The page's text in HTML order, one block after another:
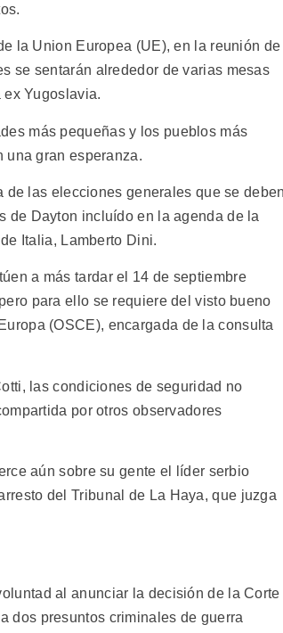
la Union Europea (UE), en la reunión de
se sentarán alrededor de varias mesas
Yugoslavia.
más pequeñas y los pueblos más
una gran esperanza.
las elecciones generales que se
de Dayton incluído en la agenda de la
Italia, Lamberto Dini.
a más tardar el 14 de septiembre
para ello se requiere del visto bueno
(OSCE), encargada de la consulta
las condiciones de seguridad no
por otros observadores
aún sobre su gente el líder serbio
del Tribunal de La Haya, que juzga
al anunciar la decisión de la Corte
dos presuntos criminales de guerra